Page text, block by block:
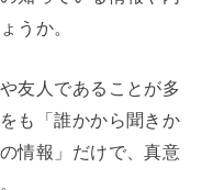
うか。
友人であることが多
も「誰かから聞きか
情報」だけで、真意